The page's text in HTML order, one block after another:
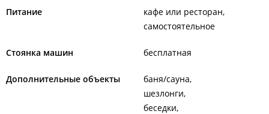
Питание
кафе или ресторан
самостоятельное
Стоянка машин бесплатная
Дополнительные объекты
баня/сауна
шезлонги
беседки